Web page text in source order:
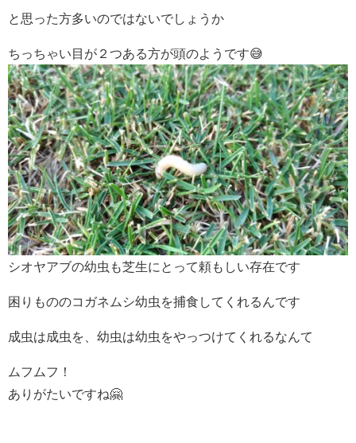
と思った方多いのではないでしょうか
ちっちゃい目が２つある方が頭のようです😅
シオヤアブの幼虫も芝生にとって頼もしい存在です
困りもののコガネムシ幼虫を捕食してくれるんです
成虫は成虫を、幼虫は幼虫をやっつけてくれるなんて
ムフムフ！
ありがたいですね🤗